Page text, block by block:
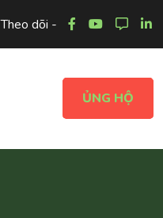
Theo dõi -
ỦNG HỘ